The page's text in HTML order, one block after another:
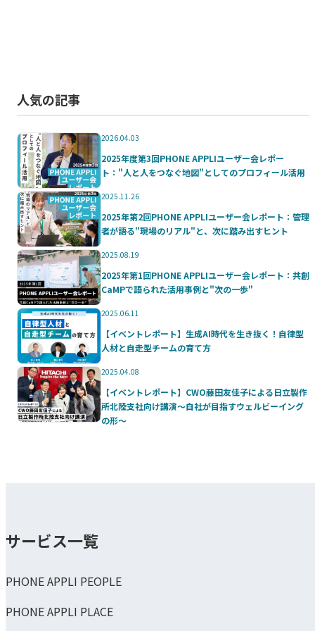
人気の記事
2026.04.03
2025年度第3回PHONE APPLIユーザー会レポー
ト："人と人をつなぐ地図"としてのプロフィール活用
2025.11.26
2025年第2回PHONE APPLIユーザー会レポート：管理
者が語る"現場のリアル"と、次に踏み出すヒント
2025.08.19
2025年第1回PHONE APPLIユーザー会レポート：共創
CaMPで語られた活用事例と"次の一歩"
2025.06.11
【イベントレポート】生成AI時代を生き抜く！自律型
人材と自走型チームの育て方
2025.04.08
【イベントレポート】CWO藤田友佳子による日立製作
所北陸支社向け講演～自社が目指すウェルビーイング
の形～
サービス一覧
PHONE APPLI PEOPLE
PHONE APPLI PLACE